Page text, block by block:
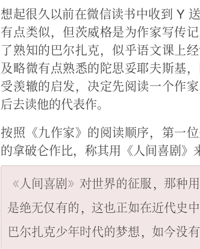
想起很久以前在微信读书中收到 Y
有点类似，但茨威格是为作家写传
了熟知的巴尔扎克，似乎语文课上
及略微有点熟悉的陀思妥耶夫斯基，
受羡辙的启发，决定先阅读一个作
后去读他的代表作。
按照《九作家》的阅读顺序，第一
的拿破仑作比，称其用《人间喜剧》
《人间喜剧》对世界的征服，那种
是绝无仅有的，这也正如在近代史
巴尔扎克少年时代的梦想，如今没